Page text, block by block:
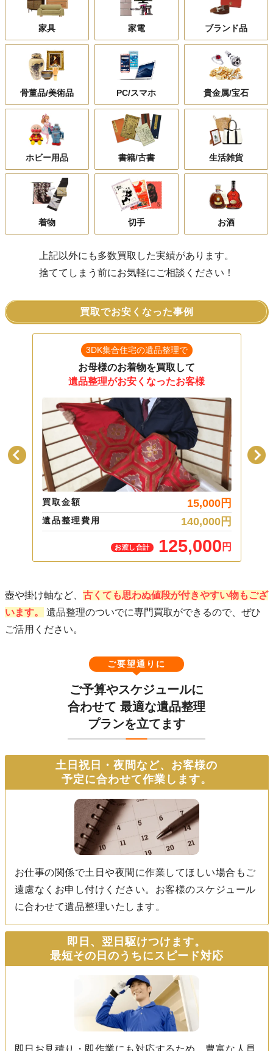
家具 家電 ブランド品
骨董品/美術品 PC/スマホ 貴金属/宝石
ホビー用品 書籍/古書 生活雑貨
着物 切手 お酒
上記以外にも多数買取した実績があります。
捨ててしまう前にお気軽にご相談ください！
買取でお安くなった事例
3DK集合住宅の遺品整理で
お母様のお着物を買取して
遺品整理がお安くなったお客様
買取金額 15,000円
遺品整理費用 140,000円
お渡し合計 125,000 円
壺や掛け軸など、 古くても思わぬ値段が付きやすい物もござ
います。
遺品整理のついでに専門買取ができるので、ぜひ
ご活用ください。
ご要望通りに
ご予算やスケジュールに
合わせて 最適な遺品整理
プランを立てます
土日祝日・夜間など、お客様の
予定に合わせて作業します。
お仕事の関係で土日や夜間に作業してほしい場合もご
遠慮なくお申し付けください。お客様のスケジュール
に合わせて遺品整理いたします。
即日、翌日駆けつけます。
最短その日のうちにスピード対応
即日お見積り・即作業にも対応するため、豊富な人員